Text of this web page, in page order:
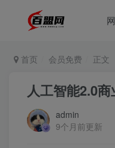
首页 会员免费 正文
人工智能2.0
admin
9个月前更新